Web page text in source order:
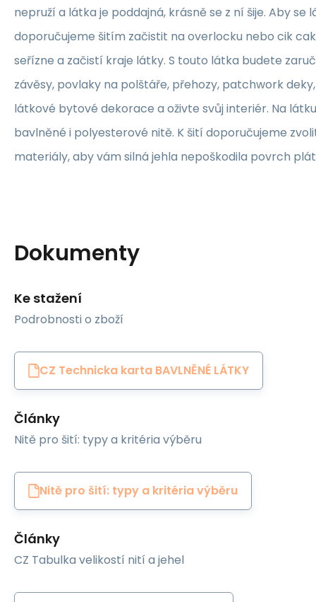
nepruží a látka je poddajná, krásně se z ní šije. Aby se
doporučujeme šitím začistit na overlocku nebo cik
seřízne a začistí kraje látky. S touto látka budete
závěsy, povlaky na polštáře, přehozy, patchwork
látkové bytové dekorace a oživte svůj interiér. Na
bavlněné i polyesterové nitě. K šití doporučujeme
materiály, aby vám silná jehla nepoškodila povrch
Dokumenty
Ke stažení
Podrobnosti o zboží
CZ Technicka karta BAVLNĚNÉ LÁTKY
Články
Nitě pro šití: typy a kritéria výběru
Nitě pro šití: typy a kritéria výběru
Články
CZ Tabulka velikostí nití a jehel